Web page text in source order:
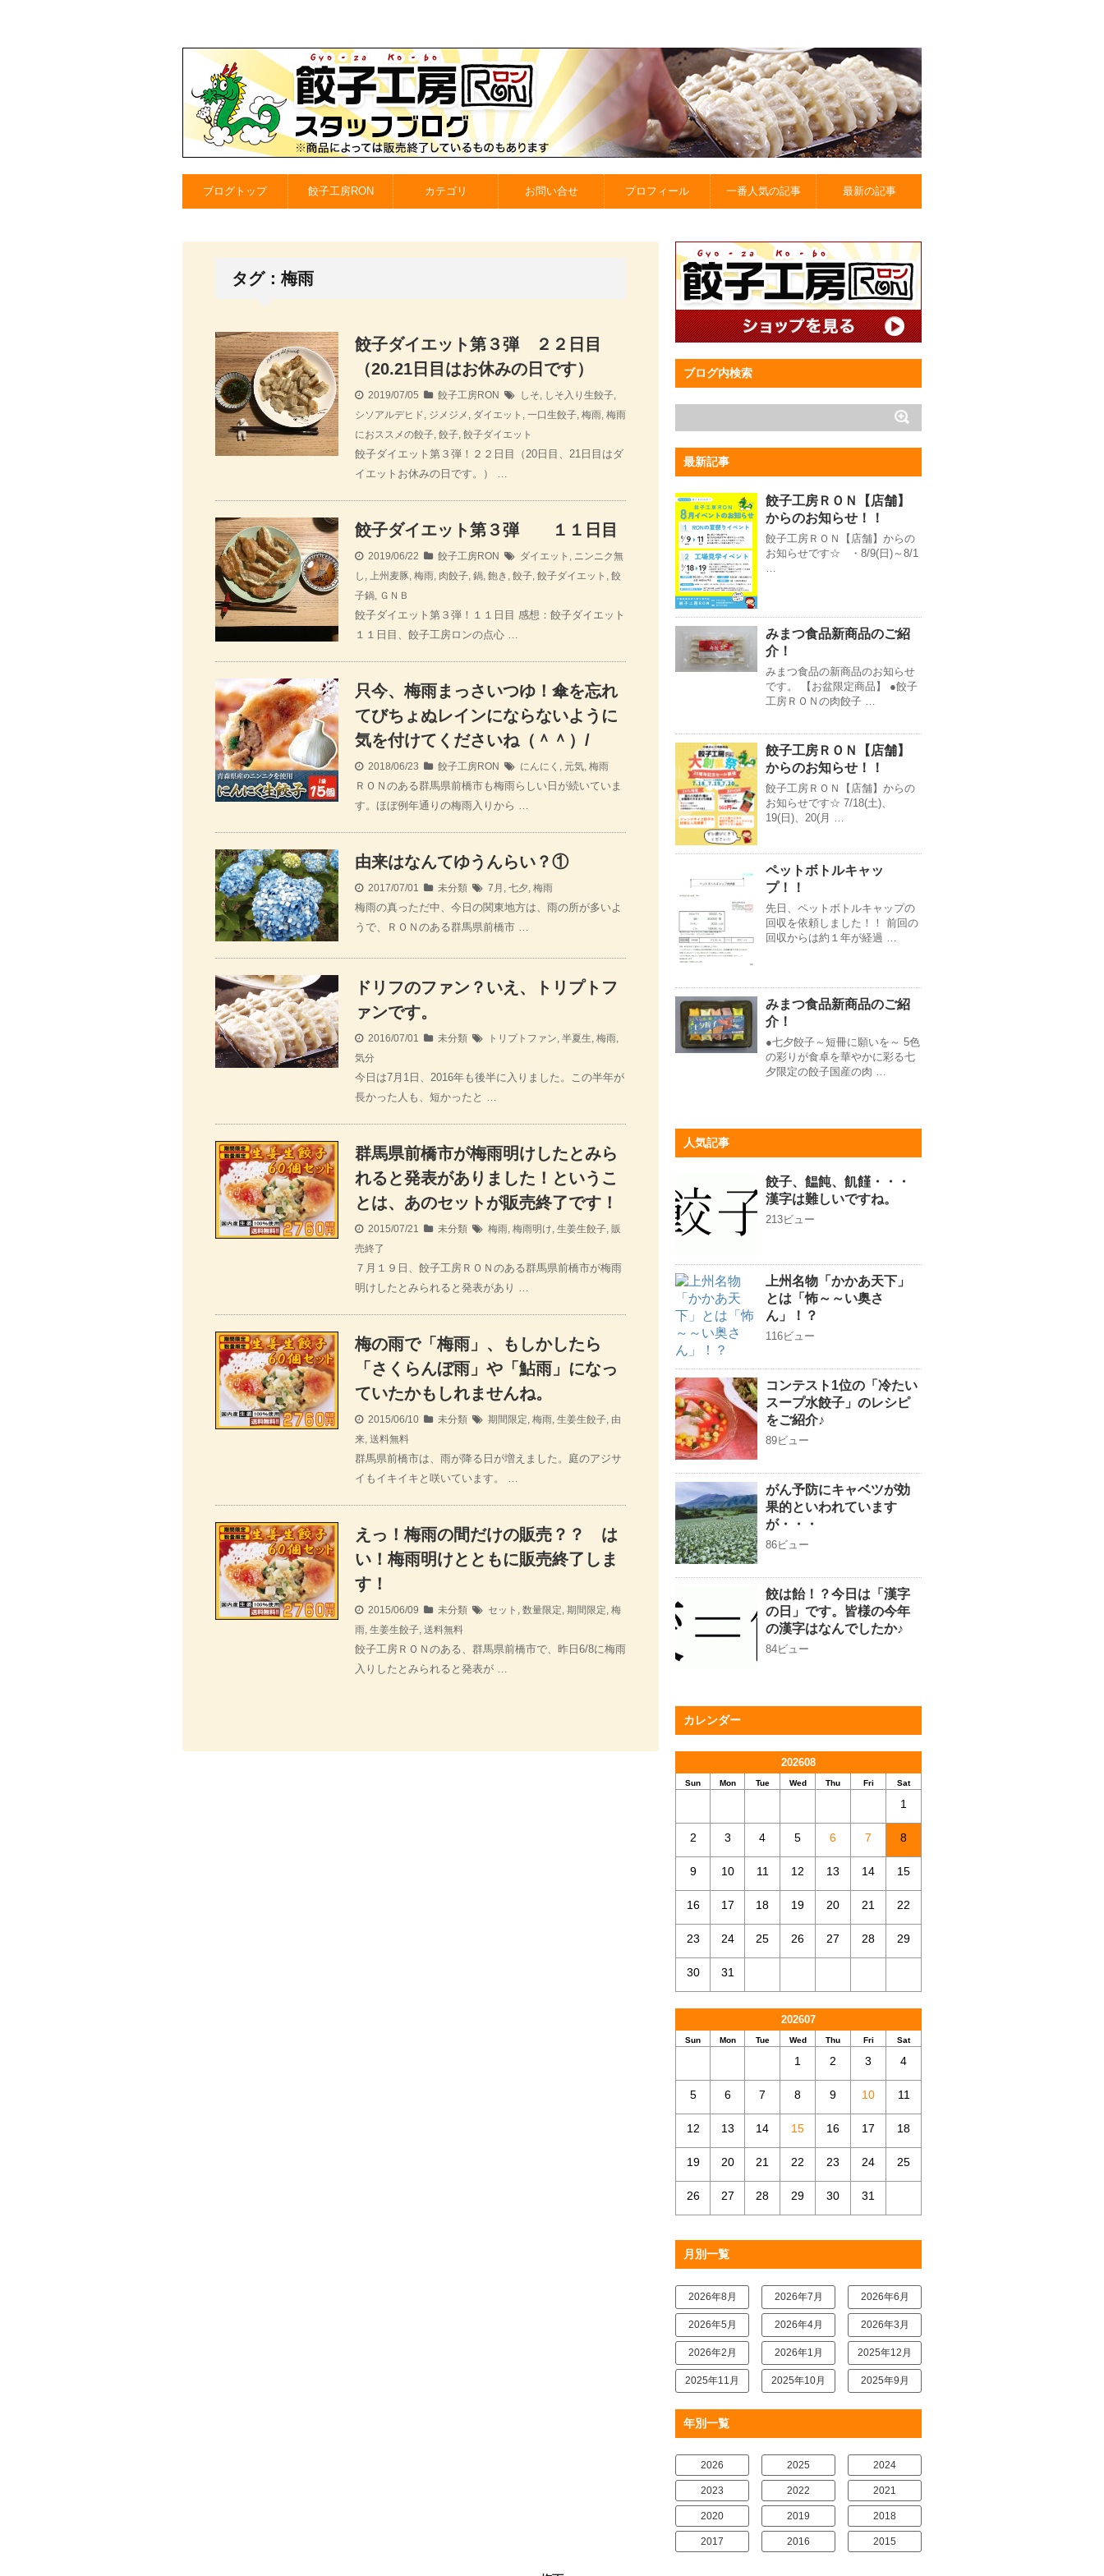
ブログトップ 餃子工房RON カテゴリ お問い合せ プロフィール 一番人気の記事 最新の記事
タグ：梅雨
餃子ダイエット第３弾 ２２日目
（20.21日目はお休みの日です）
2019/07/05 餃子工房RON しそ, しそ入り生餃子,
シソアルデヒド, ジメジメ , ダイエット , 一口生餃子, 梅雨, 梅雨
におススメの餃子, 餃子, 餃子ダイエット
餃子ダイエット第３弾！２２日目（20日目、21日目はダ
イエットお休みの日です。） …
餃子ダイエット第３弾 １１日目
2019/06/22 餃子工房RON ダイエット , ニンニク無
し , 上州麦豚, 梅雨, 肉餃子, 鍋, 飽き , 餃子, 餃子ダイエット , 餃
子鍋, ＧＮＢ
餃子ダイエット第３弾！１１日目 感想：餃子ダイエット
１１日目、餃子工房ロンの点心 …
只今、梅雨まっさいつゆ！傘を忘れ
てびちょぬレインにならないように
気を付けてくださいね（＾＾）/
2018/06/23 餃子工房RON にんにく , 元気, 梅雨
ＲＯＮのある群馬県前橋市も梅雨らしい日が続いていま
す。ほぼ例年通りの梅雨入りから …
由来はなんてゆうんらい？①
2017/07/01 未分類 7月 , 七夕, 梅雨
梅雨の真っただ中、今日の関東地方は、雨の所が多いよ
うで、ＲＯＮのある群馬県前橋市 …
ドリフのファン？いえ、トリプトフ
ァンです。
2016/07/01 未分類 トリプトファン, 半夏生, 梅雨,
気分
今日は7月1日、2016年も後半に入りました。この半年が
長かった人も、短かったと …
群馬県前橋市が梅雨明けしたとみら
れると発表がありました！というこ
とは、あのセットが販売終了です！
2015/07/21 未分類 梅雨, 梅雨明け, 生姜生餃子, 販
売終了
７月１９日、餃子工房ＲＯＮのある群馬県前橋市が梅雨
明けしたとみられると発表があり …
梅の雨で「梅雨」、もしかしたら
「さくらんぼ雨」や「鮎雨」になっ
ていたかもしれませんね。
2015/06/10 未分類 期間限定, 梅雨, 生姜生餃子, 由
来, 送料無料
群馬県前橋市は、雨が降る日が増えました。庭のアジサ
イもイキイキと咲いています。 …
えっ！梅雨の間だけの販売？？ は
い！梅雨明けとともに販売終了しま
す！
2015/06/09 未分類 セット , 数量限定, 期間限定, 梅
雨, 生姜生餃子, 送料無料
餃子工房ＲＯＮのある、群馬県前橋市で、昨日6/8に梅雨
入りしたとみられると発表が …
ブログ内検索
最新記事
餃子工房ＲＯＮ【店舗】
からのお知らせ！！
餃子工房ＲＯＮ【店舗】からの
お知らせです☆ ・8/9(日)～8/1
…
みまつ食品新商品のご紹
介！
みまつ食品の新商品のお知らせ
です。 【お盆限定商品】 ●餃子
工房ＲＯＮの肉餃子 …
餃子工房ＲＯＮ【店舗】
からのお知らせ！！
餃子工房ＲＯＮ【店舗】からの
お知らせです☆ 7/18(土)、
19(日)、20(月 …
ペットボトルキャッ
プ！！
先日、ペットボトルキャップの
回収を依頼しました！！ 前回の
回収からは約１年が経過 …
みまつ食品新商品のご紹
介！
●七夕餃子～短冊に願いを～ 5色
の彩りが食卓を華やかに彩る七
夕限定の餃子国産の肉 …
人気記事
餃子、饂飩、飢饉・・・
漢字は難しいですね。
213ビュー
上州名物「かかあ天下」
とは「怖～～い奥さ
ん」！？
116ビュー
コンテスト1位の「冷たい
スープ水餃子」のレシピ
をご紹介♪
89ビュー
がん予防にキャベツが効
果的といわれています
が・・・
86ビュー
餃は飴！？今日は「漢字
の日」です。皆様の今年
の漢字はなんでしたか♪
84ビュー
カレンダー
202608
Sun Mon Tue Wed Thu Fri Sat
1
2 3 4 5 6 7 8
9 10 11 12 13 14 15
16 17 18 19 20 21 22
23 24 25 26 27 28 29
30 31
202607
Sun Mon Tue Wed Thu Fri Sat
1 2 3 4
5 6 7 8 9 10 11
12 13 14 15 16 17 18
19 20 21 22 23 24 25
26 27 28 29 30 31
月別一覧
2026年8月 2026年7月 2026年6月
2026年5月 2026年4月 2026年3月
2026年2月 2026年1月 2025年12月
2025年11月 2025年10月 2025年9月
年別一覧
2026 2025 2024
2023 2022 2021
2020 2019 2018
2017 2016 2015